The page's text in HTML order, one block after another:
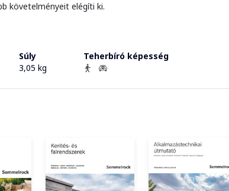
követelményeit elégíti ki.
Súly
Teherbíró képesség
3,05 kg